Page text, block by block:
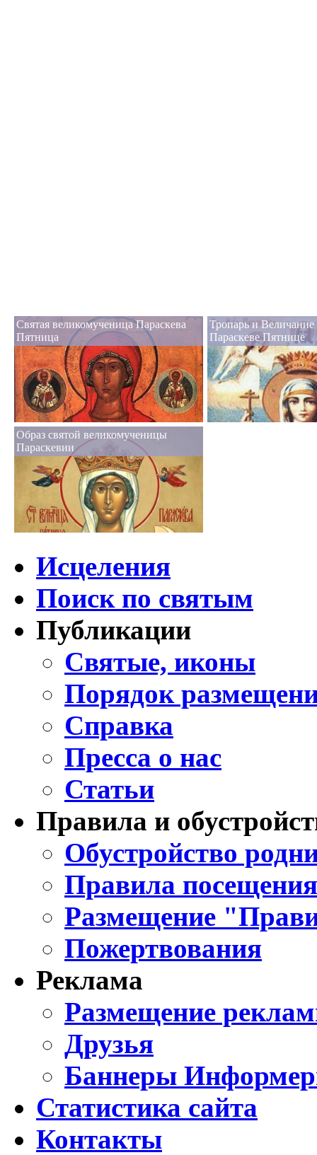
Святая великомученица Параскева
Пятница
Тропарь и Величание
Параскеве Пятнице
Образ святой великомученицы
Параскевии
Исцеления
Поиск по святым
Публикации
Святые, иконы
Порядок
Справка
Пресса о нас
Статьи
Правила и
Обустройство
Правила
Размещение
Пожертвования
Реклама
Размещение
Друзья
Баннеры
Статистика сайта
Контакты